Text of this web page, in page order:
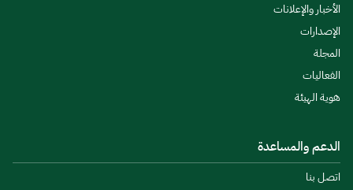
الأخبار والإعلانات
الإصدارات
المجلة
الفعاليات
هوية الهيئة
الدعم والمساعدة
اتصل بنا